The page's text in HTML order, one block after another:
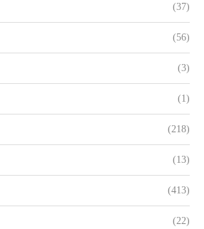
(37)
(56)
(3)
(1)
(218)
(13)
(413)
(22)